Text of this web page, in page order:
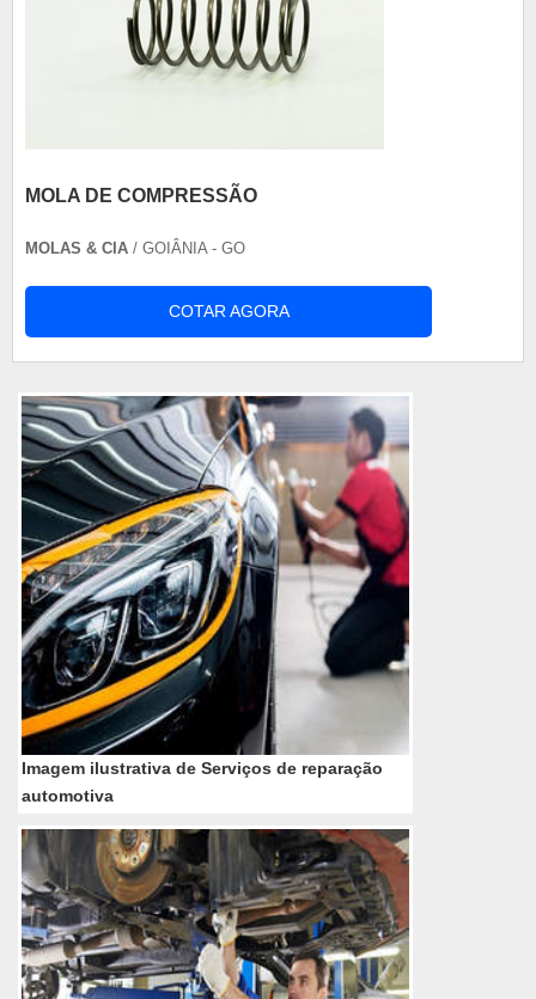
MOLA DE COMPRESSÃO
MOLAS & CIA / GOIÂNIA - GO
COTAR AGORA
Imagem ilustrativa de Serviços de reparação
automotiva